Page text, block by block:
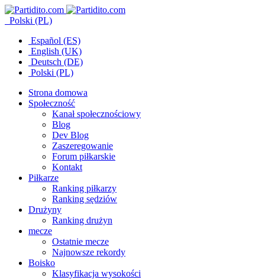
Polski (PL)
Español (ES)
English (UK)
Deutsch (DE)
Polski (PL)
Strona domowa
Społeczność
Kanał społecznościowy
Blog
Dev Blog
Zaszeregowanie
Forum piłkarskie
Kontakt
Piłkarze
Ranking piłkarzy
Ranking sędziów
Drużyny
Ranking drużyn
mecze
Ostatnie mecze
Najnowsze rekordy
Boisko
Klasyfikacja wysokości